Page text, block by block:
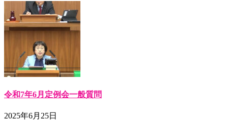
令和7年6月定例会一般質問
2025年6月25日